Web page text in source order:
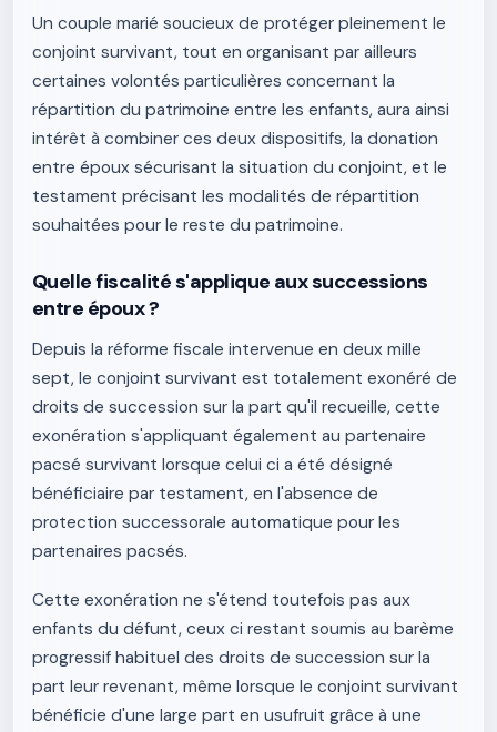
Un couple marié soucieux de protéger pleinement le
conjoint survivant, tout en organisant par ailleurs
certaines volontés particulières concernant la
répartition du patrimoine entre les enfants, aura ainsi
intérêt à combiner ces deux dispositifs, la donation
entre époux sécurisant la situation du conjoint, et le
testament précisant les modalités de répartition
souhaitées pour le reste du patrimoine.
Quelle fiscalité s'applique aux successions
entre époux ?
Depuis la réforme fiscale intervenue en deux mille
sept, le conjoint survivant est totalement exonéré de
droits de succession sur la part qu'il recueille, cette
exonération s'appliquant également au partenaire
pacsé survivant lorsque celui ci a été désigné
bénéficiaire par testament, en l'absence de
protection successorale automatique pour les
partenaires pacsés.
Cette exonération ne s'étend toutefois pas aux
enfants du défunt, ceux ci restant soumis au barème
progressif habituel des droits de succession sur la
part leur revenant, même lorsque le conjoint survivant
bénéficie d'une large part en usufruit grâce à une